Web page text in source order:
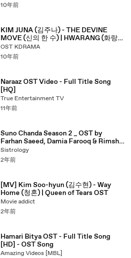
10年前
KIM JUNA (김주나) - THE DEVINE
MOVE (신의 한 수) | HWARANG (화랑)
OST PART 6 | ACOUSTIC VERSION
INSTRUMENTAL
OST KDRAMA
10年前
Naraaz OST Video - Full Title Song
[HQ]
True Entertainment TV
11年前
Suno Chanda Season 2 _ OST by
Farhan Saeed, Damia Farooq & Rimsha
Khan _ HUM Music
Sistrology
2年前
[MV] Kim Soo-hyun (김수현) - Way
Home (청혼) | Queen of Tears OST
Movie addict
2年前
Hamari Bitya OST - Full Title Song
[HD] - OST Song
Amazing Videos [MBL]